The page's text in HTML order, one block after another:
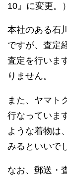
10』に変更。）
本社のある石
ですが、査定
査定を行いま
りません。
また、ヤマト
行なっていま
ような着物は
みるといいで
なお、郵送・